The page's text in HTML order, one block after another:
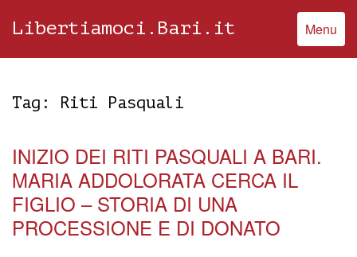
Libertiamoci.Bari.it Menu
Tag: Riti Pasquali
INIZIO DEI RITI PASQUALI A BARI.
MARIA ADDOLORATA CERCA IL
FIGLIO – STORIA DI UNA
PROCESSIONE E DI DONATO